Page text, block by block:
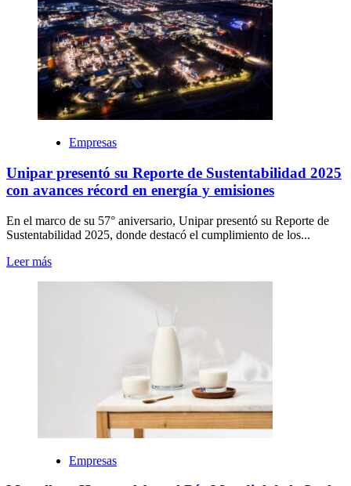
Empresas
Unipar presentó su Reporte de Sustentabilidad 2025
con avances récord en energía y emisiones
En el marco de su 57° aniversario, Unipar presentó su Reporte de
Sustentabilidad 2025, donde destacó el cumplimiento de los...
Leer más
Empresas